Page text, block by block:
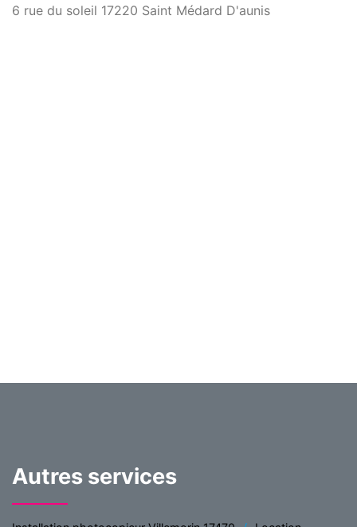
6 rue du soleil 17220 Saint Médard D'aunis
Autres services